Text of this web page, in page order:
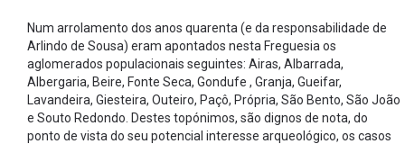
Num arrolamento dos anos quarenta (e da responsabilidade de
Arlindo de Sousa) eram apontados nesta Freguesia os
aglomerados populacionais seguintes: Airas, Albarrada,
Albergaria, Beire, Fonte Seca, Gondufe , Granja, Gueifar,
Lavandeira, Giesteira, Outeiro, Paçô, Própria, São Bento, São João
e Souto Redondo. Destes topónimos, são dignos de nota, do
ponto de vista do seu potencial interesse arqueológico, os casos